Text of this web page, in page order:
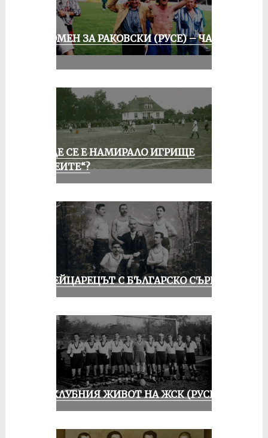
СПОМЕН ЗА РАКОВСКИ (РУСЕ) – ЧАСТ
КЪДЕ СЕ Е НАМИРАЛО ИГРИЩЕ
„АЛЕИТЕ“?
ШВЕЙЦАРЕЦЪТ С БЪЛГАРСКО СЪРЦЕ
ИЗ КЛУБНИЯ ЖИВОТ НА ЖСК (РУСЕ)